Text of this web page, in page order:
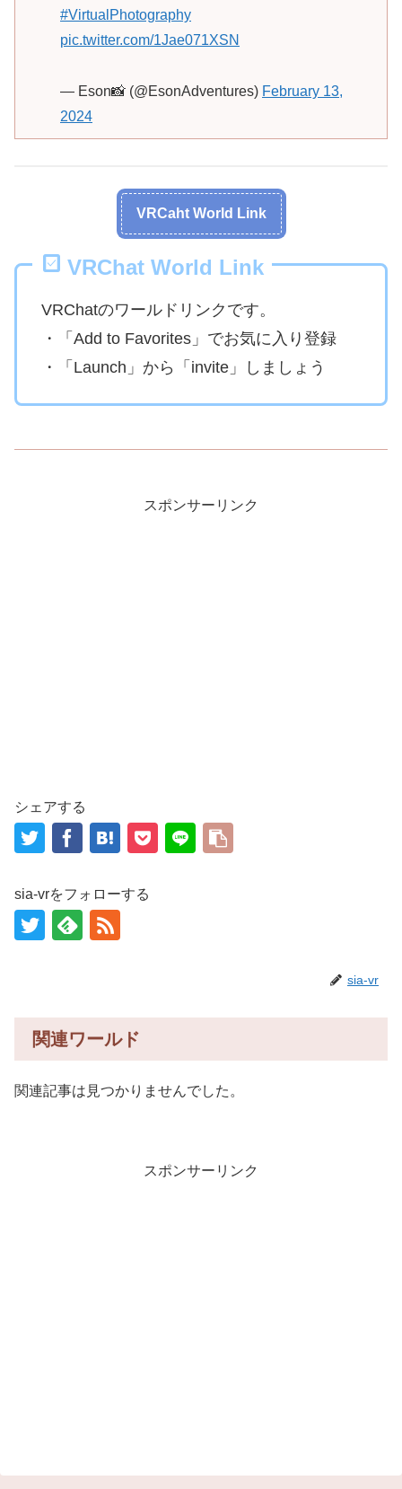
#VirtualPhotography
pic.twitter.com/1Jae071XSN
— Eson📸 (@EsonAdventures) February 13,
2024
VRCaht World Link
VRChat World Link
VRChatのワールドリンクです。
・「Add to Favorites」でお気に入り登録
・「Launch」から「invite」しましょう
スポンサーリンク
シェアする
sia-vrをフォローする
sia-vr
関連ワールド
関連記事は見つかりませんでした。
スポンサーリンク